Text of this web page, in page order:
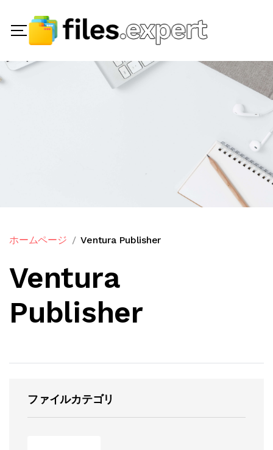
ホームページ Ventura Publisher
Ventura
Publisher
ファイルカテゴリ